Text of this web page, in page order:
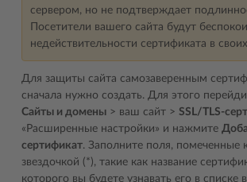
сервером, но не подтверждает
Посетители вашего сайта будут
недействительности сертификата в
Для защиты сайта самозаверенным
сначала нужно создать. Для этого
Сайты и домены > ваш сайт > SSL/TLS-
«Расширенные настройки» и нажмите
сертификат. Заполните поля, помеченные
звездочкой (*), такие как название
которого вы будете узнавать его в списке